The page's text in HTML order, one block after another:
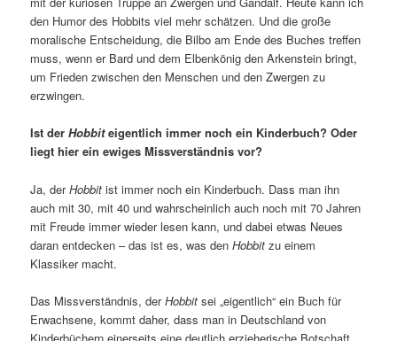
den Humor des Hobbits viel mehr schätzen. Und die große
moralische Entscheidung, die Bilbo am Ende des Buches treffen
muss, wenn er Bard und dem Elbenkönig den Arkenstein bringt,
um Frieden zwischen den Menschen und den Zwergen zu
erzwingen.
Ist derHobbiteigentlich immer noch ein Kinderbuch? Oder
liegt hier ein ewiges Missverständnis vor?
Ja, derHobbit ist immer noch ein Kinderbuch. Dass man ihn
auch mit 30, mit 40 und wahrscheinlich auch noch mit 70 Jahren
mit Freude immer wieder lesen kann, und dabei etwas Neues
daran entdecken – das ist es, was denHobbit zu einem
Klassiker macht.
Das Missverständnis, derHobbit sei „eigentlich“ ein Buch für
Erwachsene, kommt daher, dass man in Deutschland von
Kinderbüchern einerseits eine deutlich erzieherische Botschaft